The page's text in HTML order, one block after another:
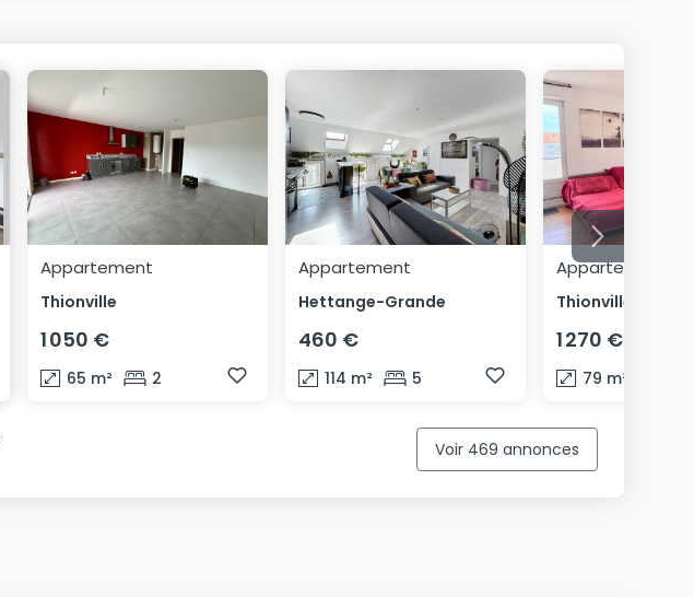
Appartement
Thionville
1 050 €
65 m² 2
Appartement
Hettange-Grande
460 €
114 m² 5
Appartement
Thionville
1 270 €
79 m²
Voir 469 annonces